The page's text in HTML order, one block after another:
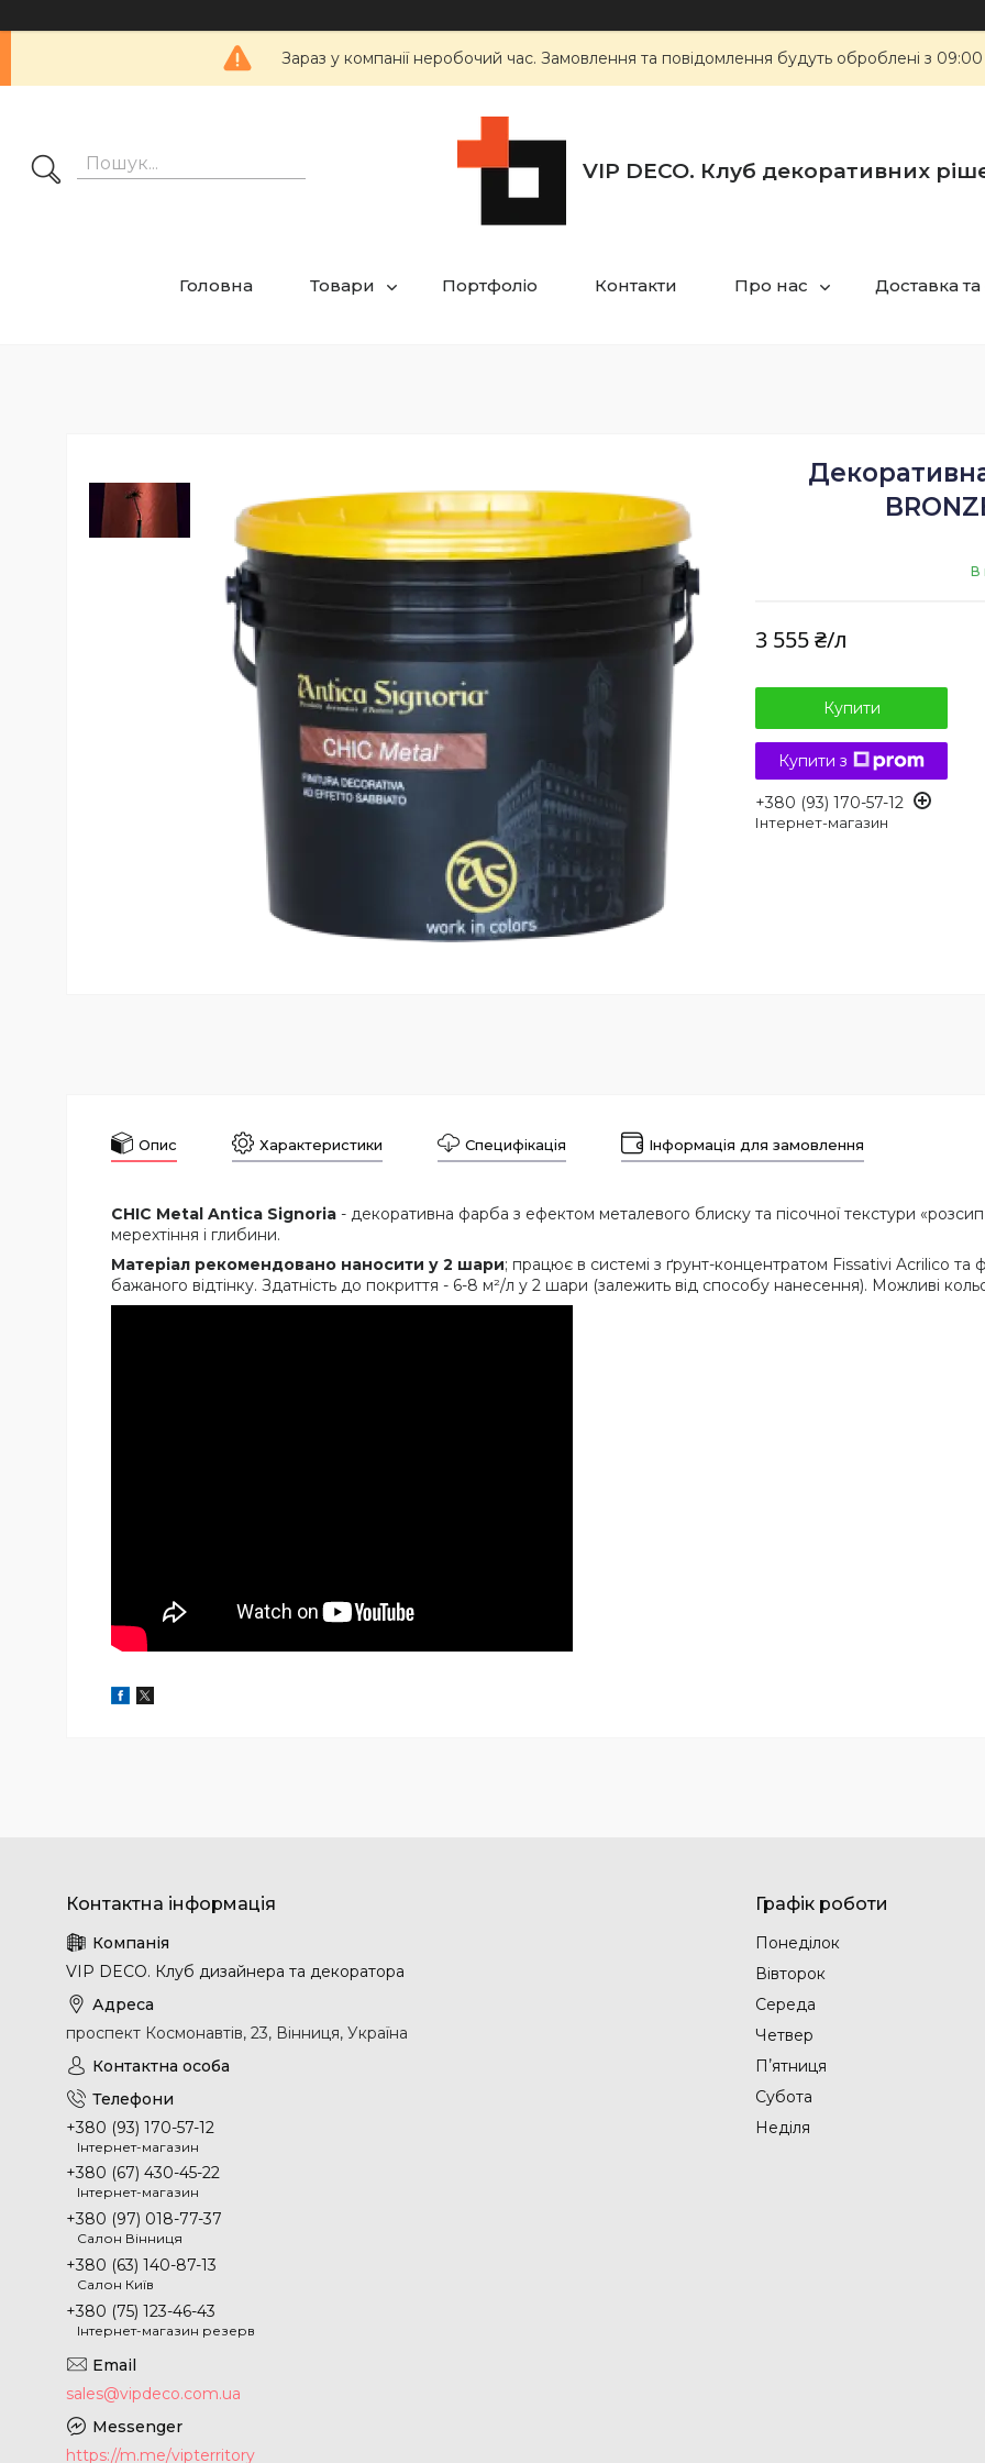
Зараз у компанії неробочий час. Замовлення та повідомлення будуть оброблені з
VIP DECO. Клуб декоративних
Головна Товари Портфоліо Контакти Про нас Доставка
В
3 555 ₴/л
Купити
Купити з
+380 (93) 170-57-12
Інтернет-магазин
Опис Характеристики Специфікація Інформація для замовлення
CHIC Metal Antica Signoria - декоративна фарба з ефектом металевого блиску та пісочної текстури
мерехтіння і глибини.
Матеріал рекомендовано наносити у 2 шари; працює в системі з ґрунт-концентратом Fissativi Acrilico
бажаного відтінку. Здатність до покриття - 6-8 м²/л у 2 шари (залежить від способу нанесення). Можливі
VIP DECO. Клуб дизайнера та декоратора
проспект Космонавтів, 23, Вінниця, Україна
+380 (93) 170-57-12
Інтернет-магазин
+380 (67) 430-45-22
Інтернет-магазин
+380 (97) 018-77-37
Салон Вінниця
+380 (63) 140-87-13
Салон Київ
+380 (75) 123-46-43
Інтернет-магазин резерв
sales@vipdeco.com.ua
https://m.me/vipterritory
Графік роботи
Понеділок
Вівторок
Середа
Четвер
Пʼятниця
Субота
Неділя